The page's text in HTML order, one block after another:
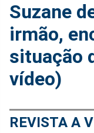
Suzane
irmão,
situação
vídeo)
REVISTA A